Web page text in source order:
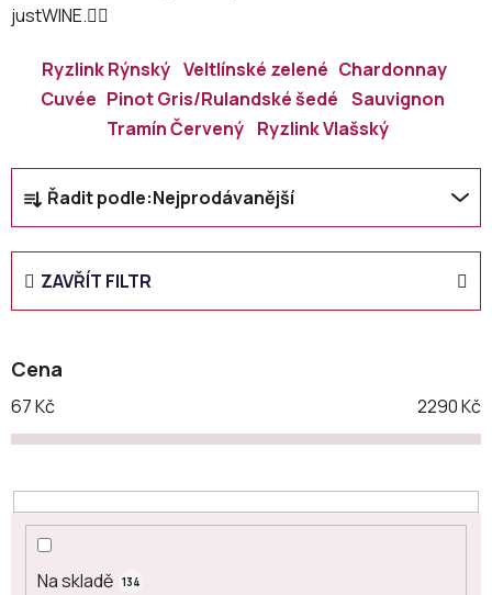
justWINE.👇🏻
Ryzlink Rýnský Veltlínské zelené Chardonnay
Cuvée Pinot Gris/Rulandské šedé Sauvignon
Tramín Červený Ryzlink Vlašský
Ř
a
z
n
r
o
d
k
t
Řadit podle:Nejprodávanější
ZAVŘÍT FILTR
Cena
67Kč 2290Kč
Na skladě 134